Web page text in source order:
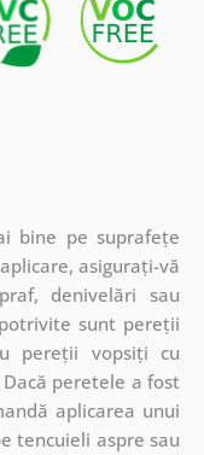
bine pe suprafețe
asigurați-vă
denivelări sau
sunt pereții
pereții vopsiți cu
peretele a fost
aplicarea unui
tencuieli aspre sau